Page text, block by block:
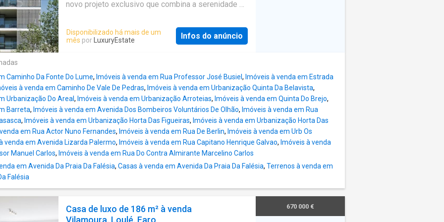
dois a quatro quartos, incluindo penthouses duplex,
apartamentos variam aproximadamente entre 107
m² e 202 m², sendo complementadas por amplos
privadas. Os residentes têm acess
novo projeto exclusivo que combina a serenidade da
urbano e sofisticado. Inspirado pela tradição
portuguesa e pela harmonia natural, o
sustentabilidade. Assinado pelo reconhecido
arquiteto Samuel Torres de Carvalho, reflete uma
abordagem intimista e meticulosa, onde cada
detalhe contribui para uma experiência residencial
distinta. As fachadas revestidas com azulejos
tradicionais portugueses conferem identidade,
enquanto os interiores luminosos e depurados, de
tons claros e texturas naturais, traduzem uma
sensação de leveza e conforto. Os apartamentos,
generosas e varandas amplas, com pavimentos em
eletrodomésticos Sieme
Disponibilizado há mais de um
mês por LuxuryEstate Infos do anúncio
Caminho Da Fonte Do Lume, Imóveis à venda em Rua Professor José Busiel , Imóveis à venda em Estrada
à venda em Caminho De Vale De Pedras, Imóveis à venda em Urbanização Quinta Da Belavista,
Urbanização Do Areal , Imóveis à venda em Urbanização Arroteias, Imóveis à venda em Quinta Do Brejo,
Barreta, Imóveis à venda em Avenida Dos Bombeiros Voluntários De Olhão, Imóveis à venda em Rua
, Imóveis à venda em Urbanização Horta Das Figueiras, Imóveis à venda em Urbanização Horta Das
em Rua Actor Nuno Fernandes, Imóveis à venda em Rua De Berlin, Imóveis à venda em Urb Os
venda em Avenida Lizarda Palermo, Imóveis à venda em Rua Capitano Henrique Galvao, Imóveis à venda
Manuel Carlos, Imóveis à venda em Rua Do Contra Almirante Marcelino Carlos
em Avenida Da Praia Da Falésia, Casas à venda em Avenida Da Praia Da Falésia, Terrenos à venda em
Falésia
Casa de luxo de 186 m² à venda
Vilamoura, Loulé, Faro
670 000 €